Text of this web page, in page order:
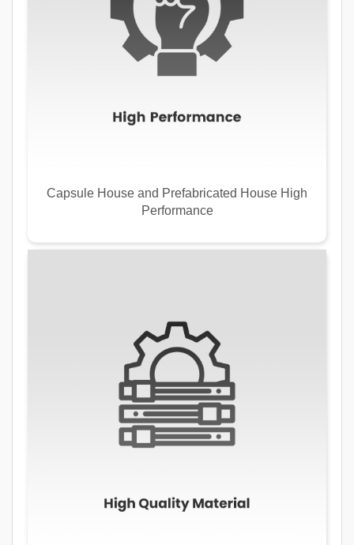
Capsule House and Prefabricated House High
Performance